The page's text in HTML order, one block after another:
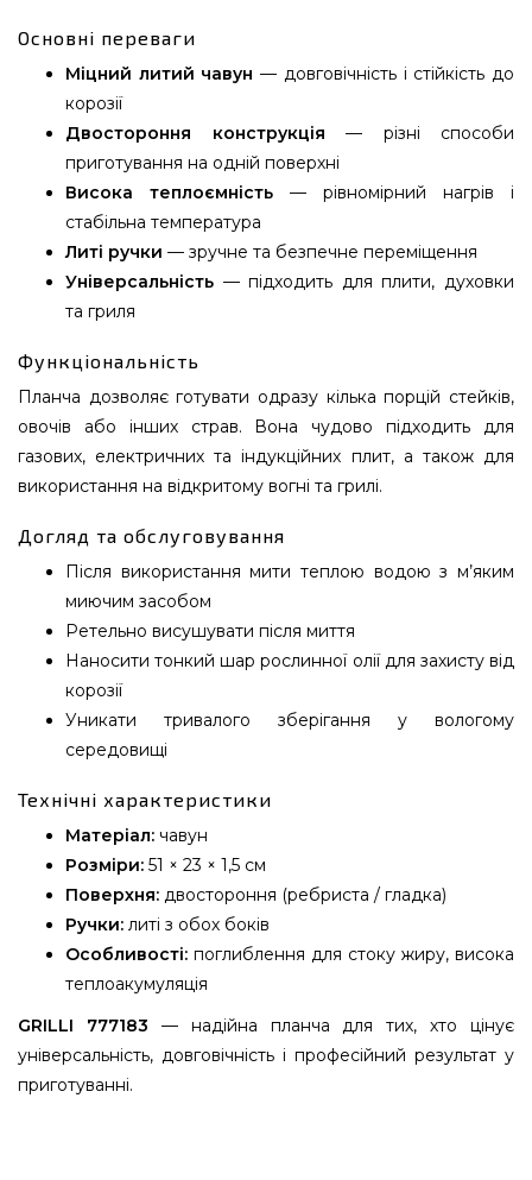
Основні переваги
Міцний литий чавун — довговічність і стійкість до
корозії
Двостороння конструкція — різні способи
приготування на одній поверхні
Висока теплоємність — рівномірний нагрів і
стабільна температура
Литі ручки — зручне та безпечне переміщення
Універсальність — підходить для плити, духовки
та гриля
Функціональність
Планча дозволяє готувати одразу кілька порцій стейків,
овочів або інших страв. Вона чудово підходить для
газових, електричних та індукційних плит, а також для
використання на відкритому вогні та грилі.
Догляд та обслуговування
Після використання мити теплою водою з м’яким
миючим засобом
Ретельно висушувати після миття
Наносити тонкий шар рослинної олії для захисту від
корозії
Уникати тривалого зберігання у вологому
середовищі
Технічні характеристики
Матеріал: чавун
Розміри: 51 × 23 × 1,5 см
Поверхня: двостороння (ребриста / гладка)
Ручки: литі з обох боків
Особливості: поглиблення для стоку жиру, висока
теплоакумуляція
GRILLI 777183 — надійна планча для тих, хто цінує
універсальність, довговічність і професійний результат у
приготуванні.